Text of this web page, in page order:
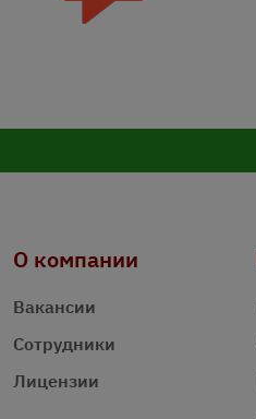
О компании
Вакансии
Сотрудники
Лицензии